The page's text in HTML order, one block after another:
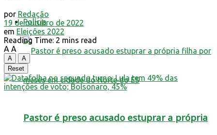
Polícia
Pastor é preso acusado estuprar a própria
por Redação
19 de outubro de 2022
em Eleições 2022
Reading Time: 2 mins read
A A
A
A
Reset